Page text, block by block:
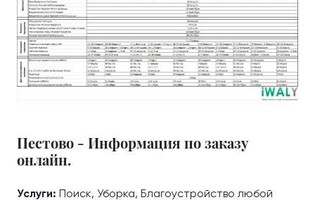
Пестово - Информация по заказу
онлайн.
Услуги: Поиск, Уборка, Благоустройство любой